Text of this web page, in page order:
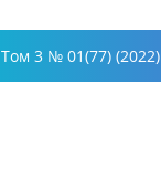
Том 3 № 01(77) (2022)